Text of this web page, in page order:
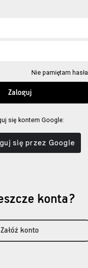
Nie pamiętam hasła
się kontem Google:
konta?
Załóż konto